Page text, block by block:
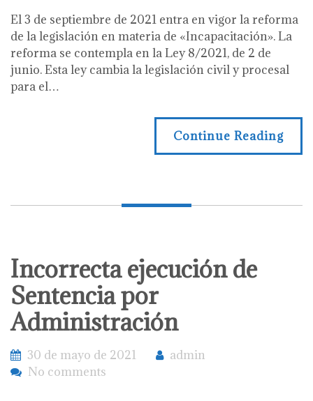
El 3 de septiembre de 2021 entra en vigor la reforma
de la legislación en materia de «Incapacitación». La
reforma se contempla en la Ley 8/2021, de 2 de
junio. Esta ley cambia la legislación civil y procesal
para el…
Continue Reading
Incorrecta ejecución de
Sentencia por
Administración
30 de mayo de 2021
admin
No comments